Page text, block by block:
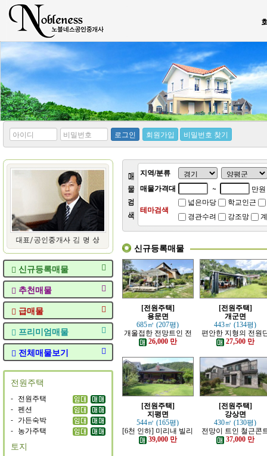
*
아
디
*
비
번
호
로그인 회원가입 비밀번호 찾기
신규등록매물
추천매물
급매물
프리미엄매물
전체매물보기
전원주택
- 전원주택
- 펜션
- 가든숙박
- 농가주택
토지
지역/분류
매물가격대
~ 만원
테마검색
넓은마당 학교인근
경관수려
강조망
신규등록매물
[전원주택]
용문면
685㎡ (207평)
개울접한 전망트인 전
원주택
26,000 만
[전원주택]
개군면
443㎡ (134평)
편안한 지형의 전원
지 내의 주택
27,500 만
[전원주택]
지평면
544㎡ (165평)
[6천 인하] 미리내 빌리
지에 위치한 전원주택
39,000 만
[전원주택]
강상면
430㎡ (130평)
전망이 트인 철근콘
리트 신축 주택
37,000 만